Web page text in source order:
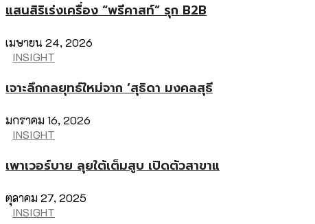
แสนสิริเร่งเครื่อง “พรีคาสท์” รุก B2B
เมษายน 24, 2026
INSIGHT
เจาะลึกกลยุทธ์ใหม่จาก ‘สุธิดา มงคลสุธี
มกราคม 16, 2026
INSIGHT
เพาเวอร์บาย ลุยใต้เต็มสูบ เปิดตัวสาขาแ
ตุลาคม 27, 2025
INSIGHT